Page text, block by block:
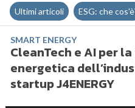
Ultimi articoli ESG: che
SMART ENERGY
CleanTech e AI per
energetica
startup J4ENERGY